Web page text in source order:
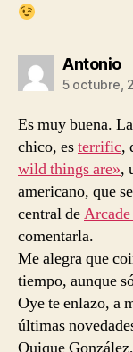
Antonio
5 octubre,
Es muy buena.
chico, esterrific,
wild things are»,
americano, que
central de
comentarla.
Me alegra que
tiempo, aunque
Oye te enlazo, a
últimas